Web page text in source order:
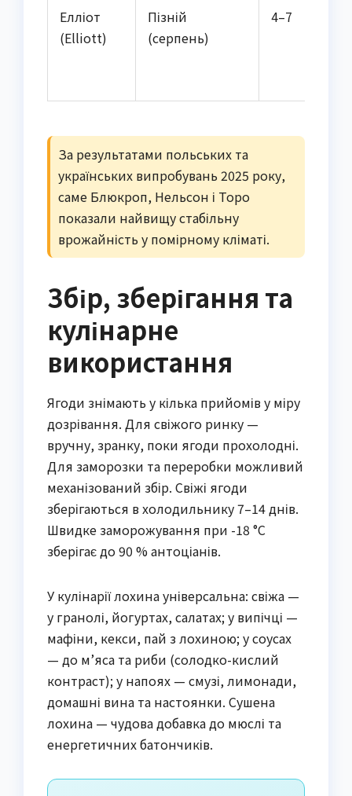
Елліот
(Elliott)
Пізній
(серпень)
4–7
За результатами польських та
українських випробувань 2025 року,
саме Блюкроп, Нельсон і Торо
показали найвищу стабільну
врожайність у помірному кліматі.
Збір, зберігання та
кулінарне
використання
Ягоди знімають у кілька прийомів у міру
дозрівання. Для свіжого ринку —
вручну, зранку, поки ягоди прохолодні.
Для заморозки та переробки можливий
механізований збір. Свіжі ягоди
зберігаються в холодильнику 7–14 днів.
Швидке заморожування при -18 °C
зберігає до 90 % антоціанів.
У кулінарії лохина універсальна: свіжа —
у гранолі, йогуртах, салатах; у випічці —
мафіни, кекси, пай з лохиною; у соусах
— до м’яса та риби (солодко-кислий
контраст); у напоях — смузі, лимонади,
домашні вина та настоянки. Сушена
лохина — чудова добавка до мюслі та
енергетичних батончиків.